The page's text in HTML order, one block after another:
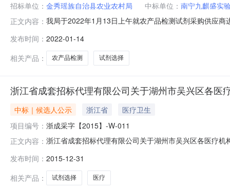
招标单位： 金秀瑶族自治县农业农村局 中标单位： 南宁九麒盛实
正文内容： 我局于2022年1月13日上午就农产品检测试剂采购供应
组成员名单:覃小玲(组长)、梁成、陶涛琴、陶奥布、熊
发布时间： 2022-01-14
相关产品：
农产品检测 试剂选择
浙江省成套招标代理有限公司关于湖州市吴兴区各
中标｜候选人公示 浙江省
医疗卫生
项目编号： 浙成采字【2015】-W-011
正文内容： 浙江省成套招标代理有限公司关于湖州市吴兴区各医疗
期：2015年12月7日七、定标日期：2015年12月30日八
员：潘新年、杨学时、樊
发布时间： 2015-12-31
相关产品：
试剂选择 医疗